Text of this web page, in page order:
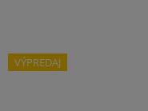
VÝPREDAJ